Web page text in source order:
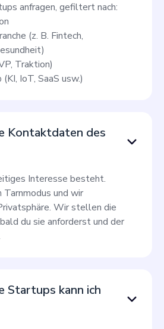
anfragen, gefiltert nach:
(z. B. Fintech,
Traktion)
IoT, SaaS usw.)
Kontaktdaten des
Interesse besteht.
Tarnmodus und wir
Wir stellen die
du sie anforderst und der
Startups kann ich